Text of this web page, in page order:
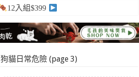
12入組$399
狗貓日常危險 (page 3)